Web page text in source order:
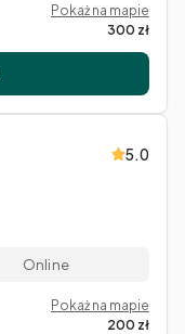
Pokaż na mapie
300 zł
5.0
Online
Pokaż na mapie
200 zł